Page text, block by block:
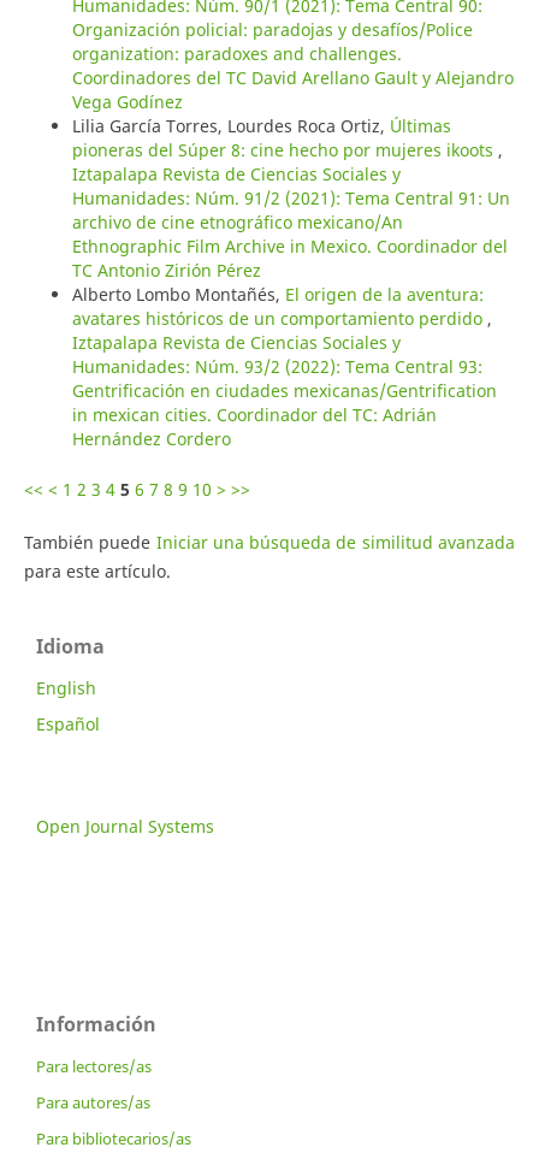
Humanidades: Núm. 90/1 (2021): Tema Central 90:
Organización policial: paradojas y desafíos/Police
organization: paradoxes and challenges.
Coordinadores del TC David Arellano Gault y Alejandro
Vega Godínez
Lilia García Torres, Lourdes Roca Ortiz, Últimas
pioneras del Súper 8: cine hecho por mujeres ikoots ,
Iztapalapa Revista de Ciencias Sociales y
Humanidades: Núm. 91/2 (2021): Tema Central 91: Un
archivo de cine etnográfico mexicano/An
Ethnographic Film Archive in Mexico. Coordinador del
TC Antonio Zirión Pérez
Alberto Lombo Montañés, El origen de la aventura:
avatares históricos de un comportamiento perdido ,
Iztapalapa Revista de Ciencias Sociales y
Humanidades: Núm. 93/2 (2022): Tema Central 93:
Gentrificación en ciudades mexicanas/Gentrification
in mexican cities. Coordinador del TC: Adrián
Hernández Cordero
<< < 1 2 3 4 5 6 7 8 9 10 > >>
También puede Iniciar una búsqueda de similitud avanzada
para este artículo.
Idioma
English
Español
Open Journal Systems
Información
Para lectores/as
Para autores/as
Para bibliotecarios/as